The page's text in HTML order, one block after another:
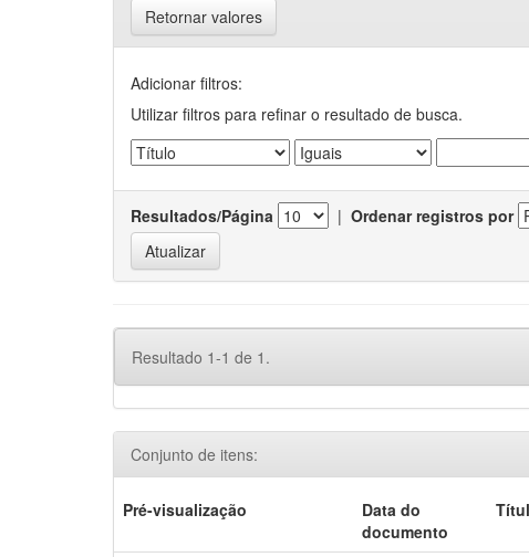
Retornar valores
Adicionar filtros:
Utilizar filtros para refinar o resultado de busca.
Resultados/Página | Ordenar registros por
Resultado 1-1 de 1.
Conjunto de itens:
Pré-visualização
Data do
documento